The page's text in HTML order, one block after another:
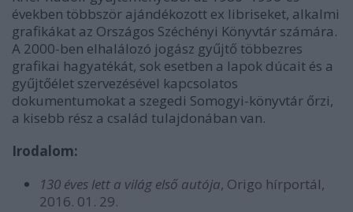
években többször ajándékozott ex libriseket, alkalmi
grafikákat az Országos Széchényi Könyvtár számára.
A 2000-ben elhalálozó jogász gyűjtő többezres
grafikai hagyatékát, sok esetben a lapok dúcait és a
gyűjtőélet szervezésével kapcsolatos
dokumentumokat a szegedi Somogyi-könyvtár őrzi,
a kisebb rész a család tulajdonában van.
Irodalom:
130 éves lett a világ első autója, Origo hírportál,
2016. 01. 29.